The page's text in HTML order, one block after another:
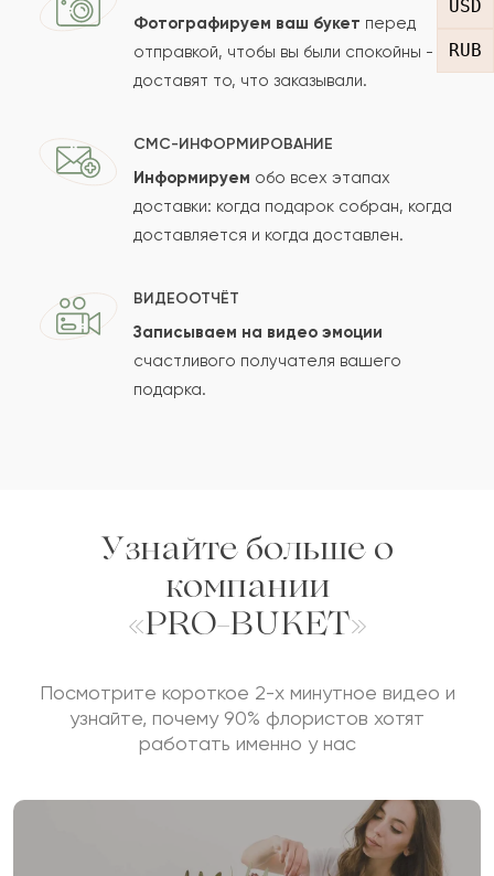
USD
RUB
Сколько будет
Отзыв будет опубликован после проверки.
Проверяем на спам.
Фотографируем ваш букет перед
отправкой, чтобы вы были спокойны -
доставят то, что заказывали.
СМС-ИНФОРМИРОВАНИЕ
Информируем обо всех этапах
доставки: когда подарок собран, когда
доставляется и когда доставлен.
ВИДЕООТЧЁТ
Записываем на видео эмоции
счастливого получателя вашего
подарка.
Узнайте больше о
компании
«PRO-BUKET»
Посмотрите короткое 2-х минутное видео и
узнайте, почему 90% флористов хотят
работать именно у нас